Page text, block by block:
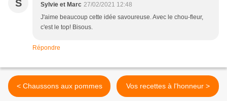
S Sylvie et Marc 27/02/2021 12:48
J'aime beaucoup cette idée savoureuse. Avec le chou-fleur,
c'est le top! Bisous.
Répondre
< Chaussons aux pommes Vos recettes à l'honneur >